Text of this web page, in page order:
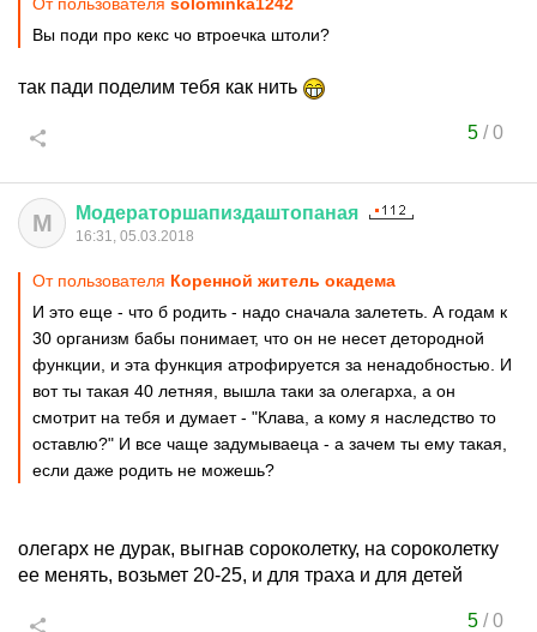
Вы поди про кекс чо втроечка штоли?
так пади поделим тебя как нить
5/0
М Модераторшапиздаштопаная
16:31, 05.03.2018
От пользователя Коренной житель окадема
И это еще - что б родить - надо сначала залететь. А годам к
30 организм бабы понимает, что он не несет детородной
функции, и эта функция атрофируется за ненадобностью. И
вот ты такая 40 летняя, вышла таки за олегарха, а он
смотрит на тебя и думает - "Клава, а кому я наследство то
оставлю?" И все чаще задумываеца - а зачем ты ему такая,
если даже родить не можешь?
олегарх не дурак, выгнав сороколетку, на сороколетку
ее менять, возьмет 20-25, и для траха и для детей
5/0